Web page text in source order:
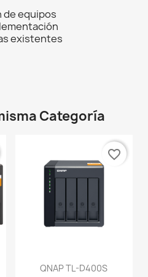
de equipos
existentes
Categoría
QNAP TL-D400S
favorite_border